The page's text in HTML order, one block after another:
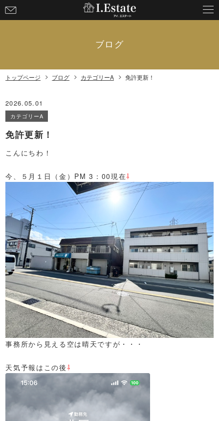
問
せ
ブログ
トップページ ブログ カテゴリーA 免許更新！
2026.05.01
カテゴリーA
免許更新！
こんにちわ！
今、５月１日（金）PM 3：00現在⇩
事務所から見える空は晴天ですが・・・
天気予報はこの後 ⇩